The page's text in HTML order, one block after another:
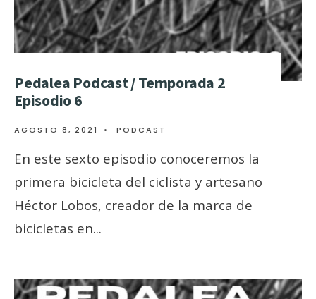
Pedalea Podcast / Temporada 2
Episodio 6
AGOSTO 8, 2021 • PODCAST
En este sexto episodio conoceremos la
primera bicicleta del ciclista y artesano
Héctor Lobos, creador de la marca de
bicicletas en...